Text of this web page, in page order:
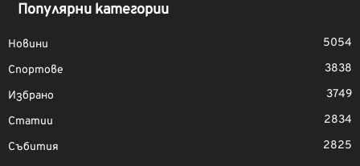
Популярни категории
Новини
5054
Спортове
3838
Избрано
3749
Статии
2834
Събития
2825